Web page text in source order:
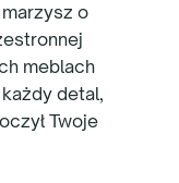
o
meblach
detal,
Twoje